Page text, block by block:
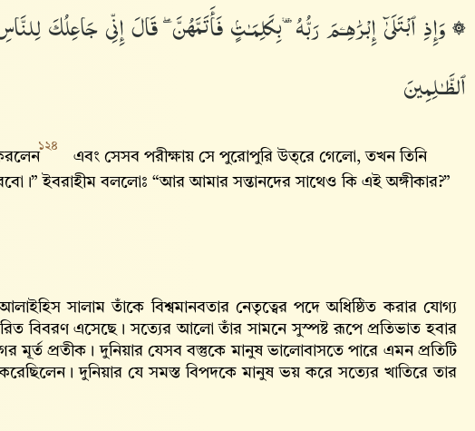
۞ وَإِذِ ٱبْتَلَىٰٓ إِبْرَٰهِـۧمَ رَبُّهُۥ بِكَلِمَـٰتٍۢ فَأَتَمَّهُنَّ ۖ قَالَ إِنِّى جَاعِلُكَ
ٱلظَّـٰلِمِينَ
১২৪
এবং সেসব পরীক্ষায় সে পুরোপুরি উত্‌রে গেলো, তখন তিনি
ইবরাহীম বললোঃ “আর আমার সন্তানদের সাথেও কি এই অঙ্গীকার?”
সালাম তাঁকে বিশ্বমানবতার নেতৃত্বের পদে অধিষ্ঠিত করার যোগ্য
বিবরণ এসেছে। সত্যের আলো তাঁর সামনে সুস্পষ্ট রূপে প্রতিভাত হবার
মূর্ত প্রতীক। দুনিয়ার যেসব বস্তুকে মানুষ ভালোবাসতে পারে এমন প্রতিটি
দুনিয়ার যে সমস্ত বিপদকে মানুষ ভয় করে সত্যের খাতিরে তার